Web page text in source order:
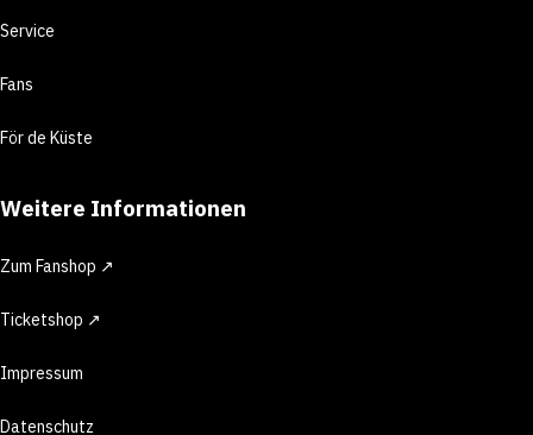
Service
Fans
För de Küste
Weitere Informationen
Zum Fanshop ↗
Ticketshop ↗
Impressum
Datenschutz